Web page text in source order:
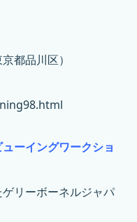
都品川区）
ーイングワークショ
リーボーネルジャパ